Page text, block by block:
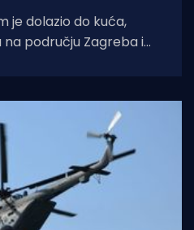
je dolazio do kuća,
području Zagreba i